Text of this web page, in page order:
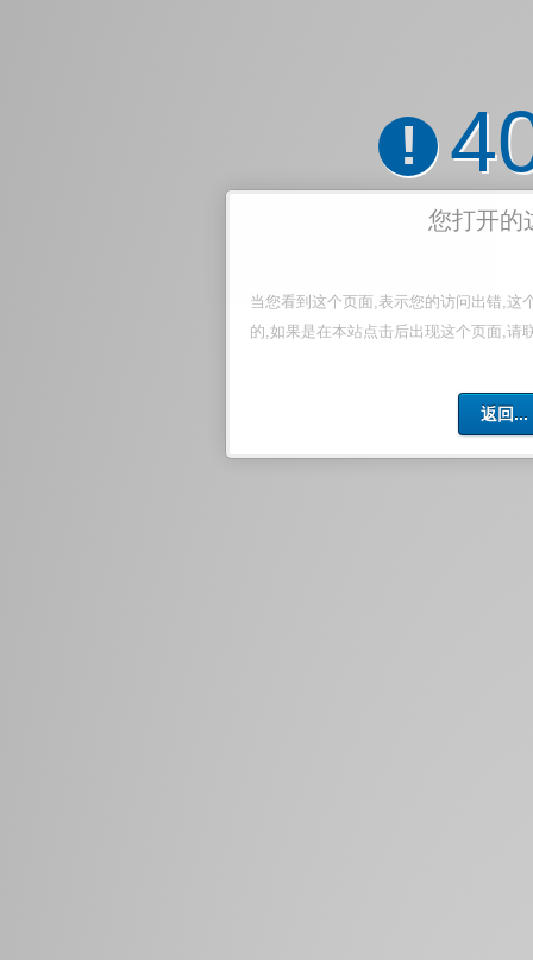
!
您打开的
当您看到这个页面,表示您的访问出错,这
的,如果是在本站点击后出现这个页面,请
返回...